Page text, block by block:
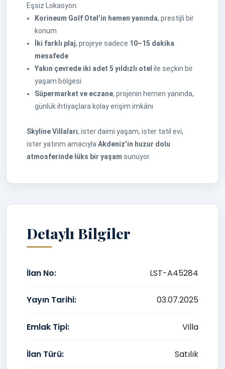
Eşsiz Lokasyon:
Korineum Golf Otel’in hemen yanında, prestijli bir
konum
İki farklı plaj, projeye sadece 10–15 dakika
mesafede
Yakın çevrede iki adet 5 yıldızlı otel ile seçkin bir
yaşam bölgesi
Süpermarket ve eczane, projenin hemen yanında,
günlük ihtiyaçlara kolay erişim imkânı
Skyline Villaları, ister daimi yaşam, ister tatil evi,
ister yatırım amacıyla Akdeniz’in huzur dolu
atmosferinde lüks bir yaşam sunuyor.
Detaylı Bilgiler
İlan No: LST-A45284
Yayın Tarihi: 03.07.2025
Emlak Tipi: Villa
İlan Türü: Satılık